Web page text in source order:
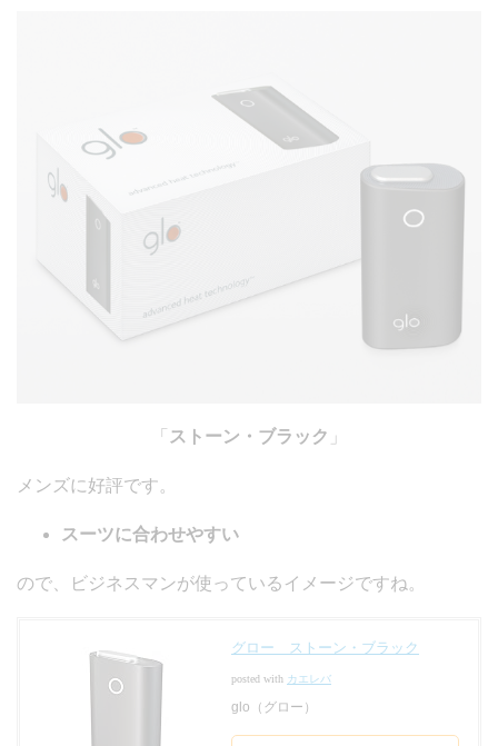
「 ストーン・ブラック 」
メンズに好評です。
スーツに合わせやすい
ので、ビジネスマンが使っているイメージですね。
グロー ストーン・ブラック
posted with カエレバ
glo（グロー）